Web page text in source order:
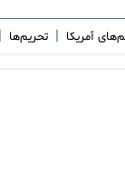
آمریکا | تحریم‌ها |